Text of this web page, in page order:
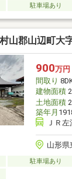
駐車場あり
山郡山辺町大
900万円
間取り
建物面積
土地面積
築年月
ＪＲ
山形県
駐車場あり